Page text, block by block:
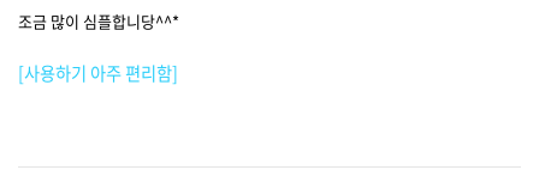
조금 많이 심플합니당^^*
[사용하기 아주 편리함]